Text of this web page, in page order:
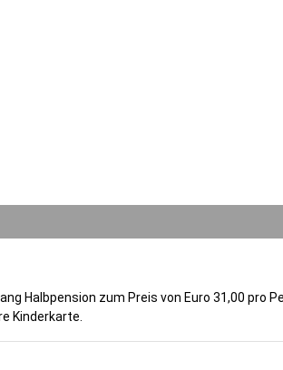
Halbpension zum Preis von Euro 31,00 pro
Kinderkarte.